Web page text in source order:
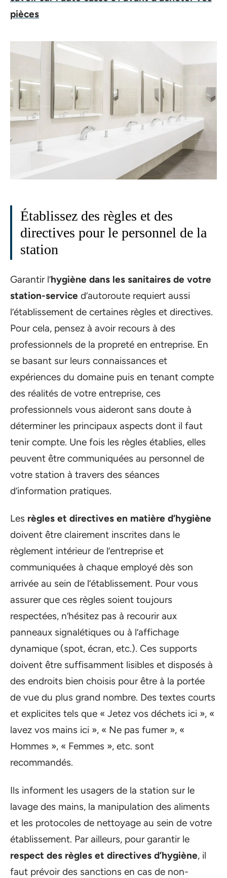
pièces
Établissez des règles et des
directives pour le personnel de la
station
Garantir l’hygiène dans les sanitaires de votre
station-service d’autoroute requiert aussi
l’établissement de certaines règles et directives.
Pour cela, pensez à avoir recours à des
professionnels de la propreté en entreprise. En
se basant sur leurs connaissances et
expériences du domaine puis en tenant compte
des réalités de votre entreprise, ces
professionnels vous aideront sans doute à
déterminer les principaux aspects dont il faut
tenir compte. Une fois les règles établies, elles
peuvent être communiquées au personnel de
votre station à travers des séances
d’information pratiques.
Les règles et directives en matière d’hygiène
doivent être clairement inscrites dans le
règlement intérieur de l’entreprise et
communiquées à chaque employé dès son
arrivée au sein de l’établissement. Pour vous
assurer que ces règles soient toujours
respectées, n’hésitez pas à recourir aux
panneaux signalétiques ou à l’affichage
dynamique (spot, écran, etc.). Ces supports
doivent être suffisamment lisibles et disposés à
des endroits bien choisis pour être à la portée
de vue du plus grand nombre. Des textes courts
et explicites tels que « Jetez vos déchets ici », «
lavez vos mains ici », « Ne pas fumer », «
Hommes », « Femmes », etc. sont
recommandés.
Ils informent les usagers de la station sur le
lavage des mains, la manipulation des aliments
et les protocoles de nettoyage au sein de votre
établissement. Par ailleurs, pour garantir le
respect des règles et directives d’hygiène, il
faut prévoir des sanctions en cas de non-